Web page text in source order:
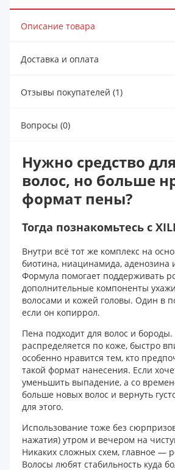
Описание товара
Доставка и оплата
Отзывы покупателей (1)
Вопросы (0)
Нужно средство
волос, но больше
формат пены?
Тогда познакомьтесь с
Внутри всё тот же комплекс на
биотина, ниацинамида, аденозина
Формула помогает поддерживать
дополнительные компоненты
волосами и кожей головы. Один в
если он копиррол.
Пена подходит для волос и
распределяется по коже, быстро
особенно нравится тем, кто
такой формат нанесения. Если
уменьшить выпадение, а со
больше новых волос и вернуть
для этого.
Использование тоже без
нажатия) утром и вечером на
Никаких сложных схем, главное —
Волосы любят стабильность куда